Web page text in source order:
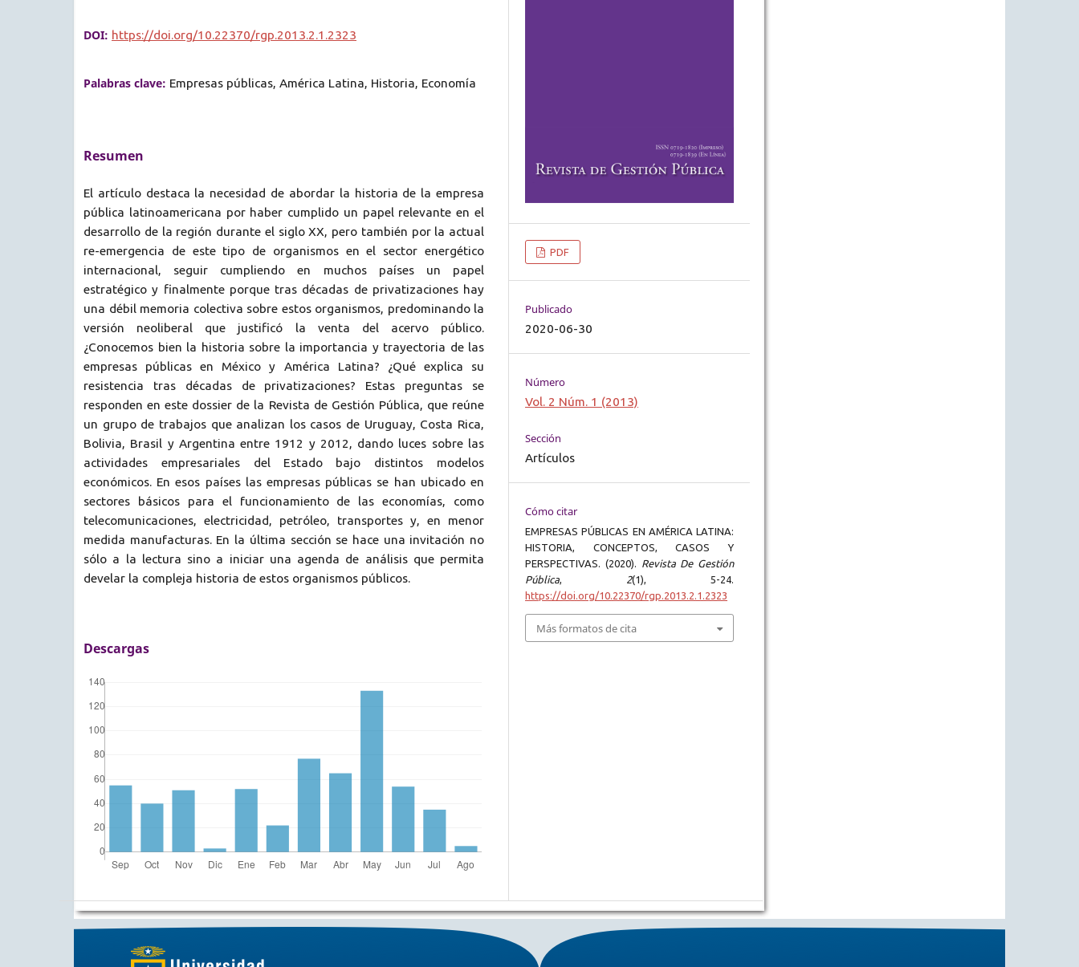
DOI: https://doi.org/10.22370/rgp.2013.2.1.2323
Palabras clave: Empresas públicas, América Latina, Historia, Economía
Resumen
El artículo destaca la necesidad de abordar la historia de la empresa
pública latinoamericana por haber cumplido un papel relevante en el
desarrollo de la región durante el siglo XX, pero también por la actual
re-emergencia de este tipo de organismos en el sector energético
internacional, seguir cumpliendo en muchos países un papel
estratégico y finalmente porque tras décadas de privatizaciones hay
una débil memoria colectiva sobre estos organismos, predominando la
versión neoliberal que justificó la venta del acervo público.
¿Conocemos bien la historia sobre la importancia y trayectoria de las
empresas públicas en México y América Latina? ¿Qué explica su
resistencia tras décadas de privatizaciones? Estas preguntas se
responden en este dossier de la Revista de Gestión Pública, que reúne
un grupo de trabajos que analizan los casos de Uruguay, Costa Rica,
Bolivia, Brasil y Argentina entre 1912 y 2012, dando luces sobre las
actividades empresariales del Estado bajo distintos modelos
económicos. En esos países las empresas públicas se han ubicado en
sectores básicos para el funcionamiento de las economías, como
telecomunicaciones, electricidad, petróleo, transportes y, en menor
medida manufacturas. En la última sección se hace una invitación no
sólo a la lectura sino a iniciar una agenda de análisis que permita
develar la compleja historia de estos organismos públicos.
Descargas
PDF
Publicado
2020-06-30
Número
Vol. 2 Núm. 1 (2013)
Sección
Artículos
Cómo citar
EMPRESAS PÚBLICAS EN AMÉRICA LATINA:
HISTORIA, CONCEPTOS, CASOS Y
PERSPECTIVAS. (2020). Revista De Gestión
Pública, 2(1), 5-24.
https://doi.org/10.22370/rgp.2013.2.1.2323
Más formatos de cita